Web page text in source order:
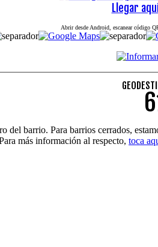
Llegar
Abrir desde Android, escanear código
del barrio. Para barrios cerrados,
más información al respecto, toca